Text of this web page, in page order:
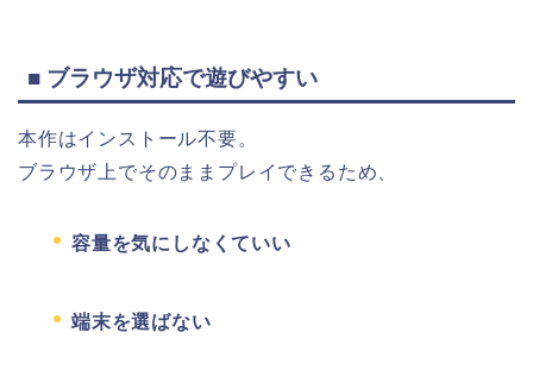
■ ブラウザ対応で遊びやすい
本作はインストール不要。
ブラウザ上でそのままプレイできるため、
容量を気にしなくていい
端末を選ばない